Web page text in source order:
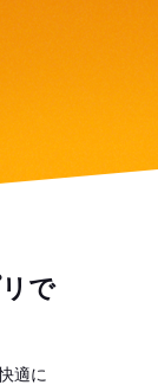
で
適に